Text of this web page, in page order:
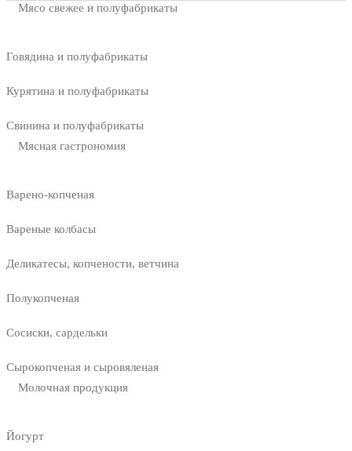
Мясо свежее и полуфабрикаты
Говядина и полуфабрикаты
Курятина и полуфабрикаты
Свинина и полуфабрикаты
Мясная гастрономия
Варено-копченая
Вареные колбасы
Деликатесы, копчености, ветчина
Полукопченая
Сосиски, сардельки
Сырокопченая и сыровяленая
Молочная продукция
Йогурт